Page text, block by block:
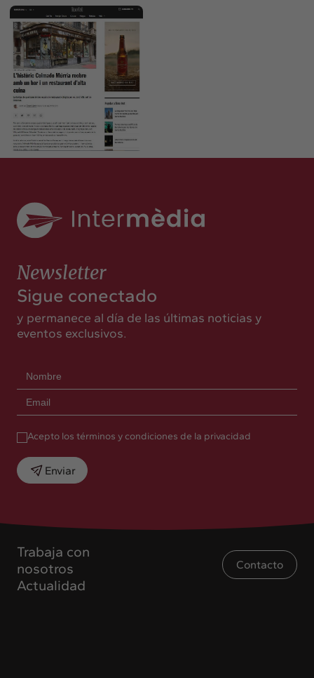
Trabaja con
nosotros
Actualidad
Contacto
Newsletter
Sigue conectado
y permanece al día de las últimas noticias y
eventos exclusivos.
Acepto los términos y condiciones de la privacidad
Enviar